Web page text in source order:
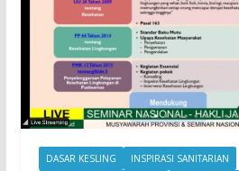
DASAR KESLING
INSPIRASI SANITARIAN